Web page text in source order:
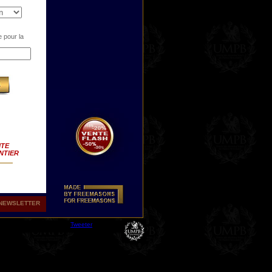
Tweeter
pour la